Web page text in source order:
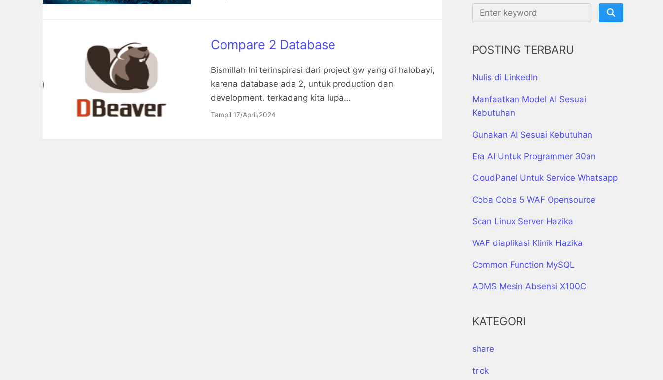
Compare 2 Database
Bismillah Ini terinspirasi dari project gw yang di halobayi,
karena database ada 2, untuk production dan
development. terkadang kita lupa…
Tampil 17/April/2024
POSTING TERBARU
Nulis di LinkedIn
Manfaatkan Model AI Sesuai
Kebutuhan
Gunakan AI Sesuai Kebutuhan
Era AI Untuk Programmer 30an
CloudPanel Untuk Service Whatsapp
Coba Coba 5 WAF Opensource
Scan Linux Server Hazika
WAF diaplikasi Klinik Hazika
Common Function MySQL
ADMS Mesin Absensi X100C
KATEGORI
share
trick